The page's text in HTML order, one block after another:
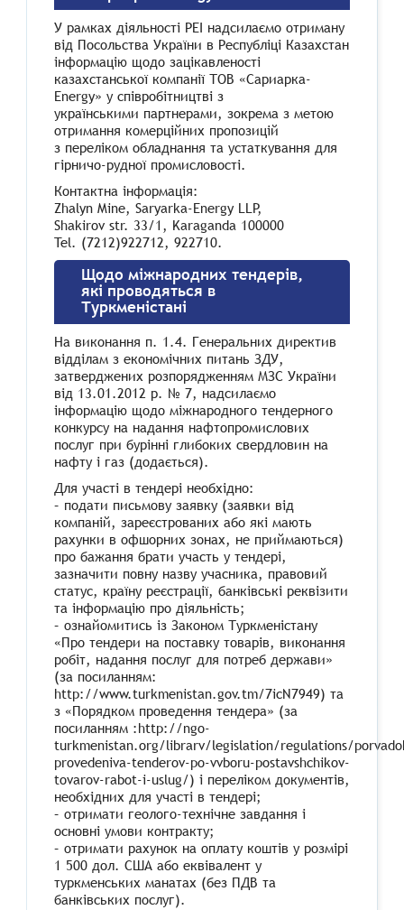
У рамках діяльності РЕІ надсилаємо отриману
від Посольства України в Республіці Казахстан
інформацію щодо зацікавленості
казахстанської компанії ТОВ «Сариарка-
Energy» у співробітництві з
українськими партнерами, зокрема з метою
отримання комерційних пропозицій
з переліком обладнання та устаткування для
гірничо-рудної промисловості.
Контактна інформація:
Zhalyn Mine, Saryarka-Energy LLP,
Shakirov str. 33/1, Karaganda 100000
Tel. (7212)922712, 922710.
Щодо міжнародних тендерів,
які проводяться в
Туркменістані
На виконання п. 1.4. Генеральних директив
відділам з економічних питань ЗДУ,
затверджених розпорядженням МЗС України
від 13.01.2012 р. № 7, надсилаємо
інформацію щодо міжнародного тендерного
конкурсу на надання нафтопромислових
послуг при бурінні глибоких свердловин на
нафту і газ (додається).
Для участі в тендері необхідно:
– подати письмову заявку (заявки від
компаній, зареєстрованих або які мають
рахунки в офшорних зонах, не приймаються)
про бажання брати участь у тендері,
зазначити повну назву учасника, правовий
статус, країну реєстрації, банківські реквізити
та інформацію про діяльність;
– ознайомитись із Законом Туркменістану
«Про тендери на поставку товарів, виконання
робіт, надання послуг для потреб держави»
(за посиланням:
http://www.turkmenistan.gov.tm/7icN7949) та
з «Порядком проведення тендера» (за
посиланням :http://ngo-
turkmenistan.org/librarv/legislation/regulations/
provedeniva-tenderov-po-vvboru-postavshchikov-
tovarov-rabot-i-uslug/) і переліком документів,
необхідних для участі в тендері;
– отримати геолого-технічне завдання і
основні умови контракту;
– отримати рахунок на оплату коштів у розмірі
1 500 дол. США або еквівалент у
туркменських манатах (без ПДВ та
банківських послуг).